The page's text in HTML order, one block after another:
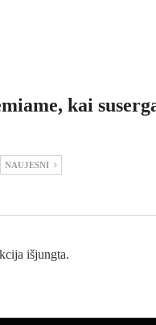
kai
NAUJESNI
išjungta.